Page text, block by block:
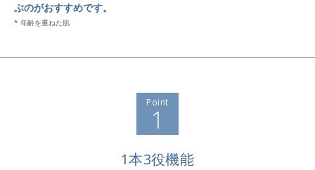
ぶのがおすすめです。
* 年齢を重ねた肌
Point
1
1本3役機能